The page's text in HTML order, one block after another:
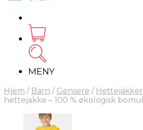
MENY
Hjem / Barn / Gensere / Hettejakker
hettejakke – 100 % økologisk bomull